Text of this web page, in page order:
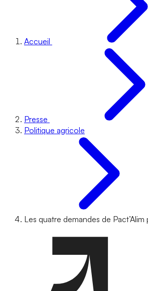
Accueil
Presse
Politique agricole
Les quatre demandes de